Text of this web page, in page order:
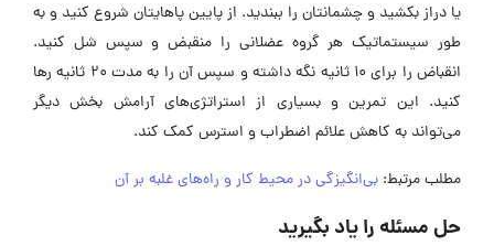
یا دراز بکشید و چشمانتان را ببندید. از پایین پاهایتان شروع کنید و به
طور سیستماتیک هر گروه عضلانی را منقبض و سپس شل کنید.
انقباض را برای 10 ثانیه نگه داشته و سپس آن را به مدت 20 ثانیه رها
کنید. این تمرین و بسیاری از استراتژی‌های آرامش بخش دیگر
می‌تواند به کاهش علائم اضطراب و استرس کمک کند.
مطلب مرتبط: بی‌انگیزگی در محیط کار و راه‌های غلبه بر آن
حل مسئله را یاد بگیرید